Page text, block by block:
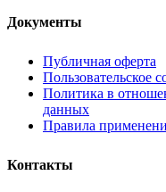
Документы
Публичная оферта
Пользовательское
Политика в
данных
Правила
Контакты